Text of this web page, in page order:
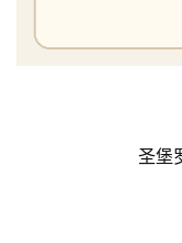
圣堡